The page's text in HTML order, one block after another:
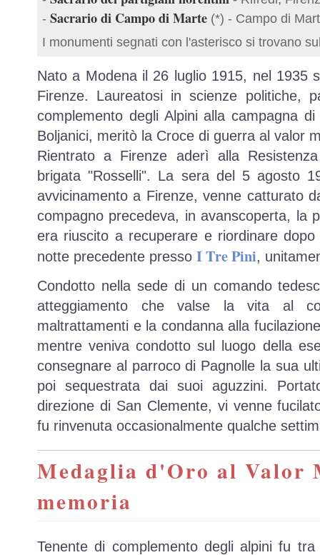
- Sacrario di Campo di Marte (*) - Campo di
I monumenti segnati con l'asterisco si trovano
Nato a Modena il 26 luglio 1915, nel 1935
Firenze. Laureatosi in scienze politiche,
complemento degli Alpini alla campagna
Boljanici, meritò la Croce di guerra al valor
Rientrato a Firenze aderì alla
brigata "Rosselli". La sera del 5 agosto
avvicinamento a Firenze, venne catturato
compagno precedeva, in avanscoperta, la
era riuscito a recuperare e riordinare
notte precedente presso I Tre Pini,
Condotto nella sede di un comando
atteggiamento che valse la vita al
maltrattamenti e la condanna alla
mentre veniva condotto sul luogo della
consegnare al parroco di Pagnolle la sua
poi sequestrata dai suoi aguzzini.
direzione di San Clemente, vi venne
fu rinvenuta occasionalmente qualche
Medaglia d'Oro al
memoria
Tenente di complemento degli alpini fu